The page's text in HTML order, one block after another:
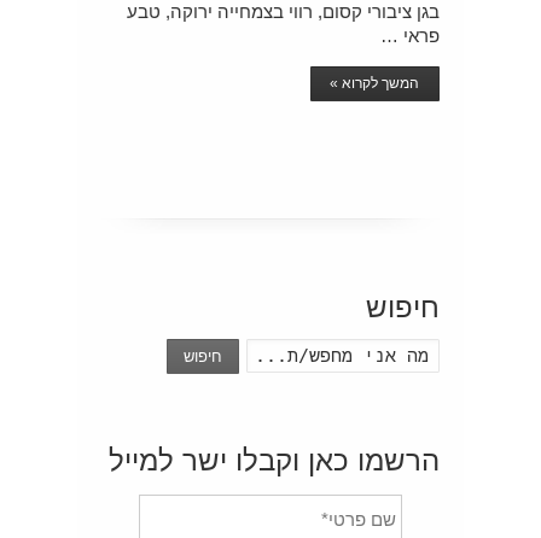
בגן ציבורי קסום, רווי בצמחייה ירוקה, טבע
פראי …
המשך לקרוא »
חיפוש
חיפוש
הרשמו כאן וקבלו ישר למייל